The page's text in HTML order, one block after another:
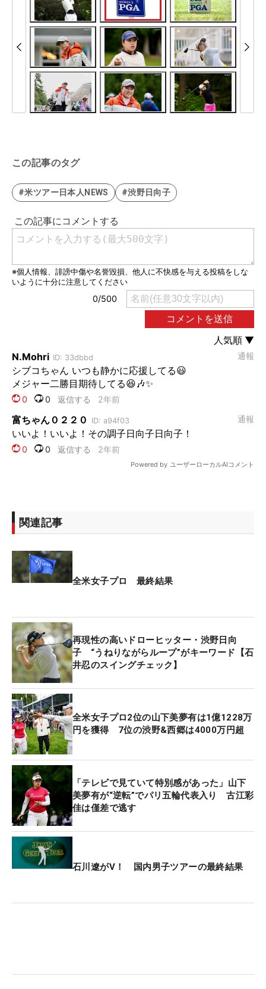
この記事のタグ
#米ツアー日本人NEWS #渋野日向子
関連記事
全米女子プロ 最終結果
再現性の高いドローヒッター・渋野日向
子 “うねりながらループ”がキーワード【石
井忍のスイングチェック】
全米女子プロ2位の山下美夢有は1億1228万
円を獲得 7位の渋野&西郷は4000万円超
「テレビで見ていて特別感があった」山下
美夢有が“逆転”でパリ五輪代表入り 古江彩
佳は僅差で逃す
石川遼がV！ 国内男子ツアーの最終結果